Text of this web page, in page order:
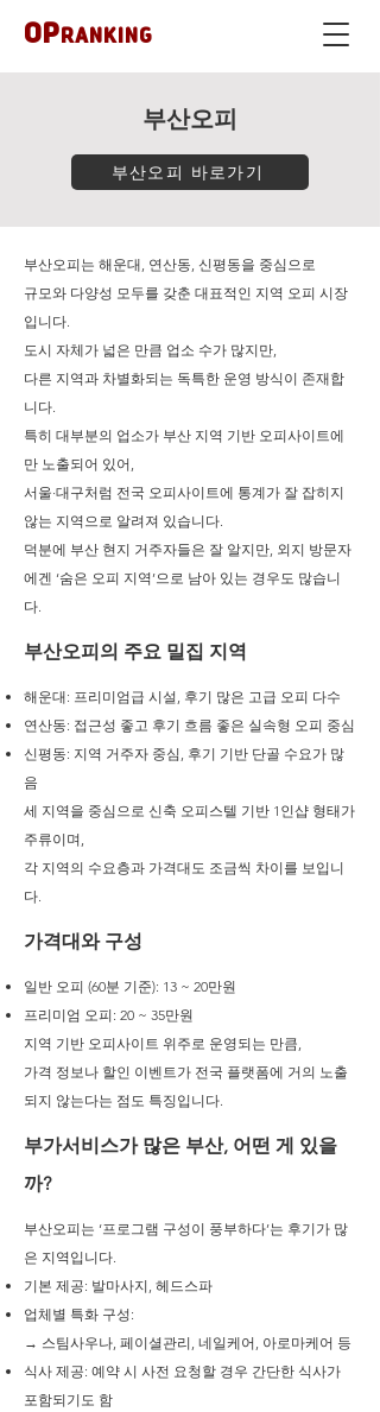
OP RANKING
부산오피
부산오피 바로가기
부산오피는 해운대, 연산동, 신평동을 중심으로
규모와 다양성 모두를 갖춘 대표적인 지역 오피 시장
입니다.
도시 자체가 넓은 만큼 업소 수가 많지만,
다른 지역과 차별화되는 독특한 운영 방식이 존재합
니다.
특히 대부분의 업소가 부산 지역 기반 오피사이트에
만 노출되어 있어,
서울·대구처럼 전국 오피사이트에 통계가 잘 잡히지
않는 지역으로 알려져 있습니다.
덕분에 부산 현지 거주자들은 잘 알지만, 외지 방문자
에겐 ‘숨은 오피 지역’으로 남아 있는 경우도 많습니
다.
부산오피의 주요 밀집 지역
해운대: 프리미엄급 시설, 후기 많은 고급 오피 다수
연산동: 접근성 좋고 후기 흐름 좋은 실속형 오피 중심
신평동: 지역 거주자 중심, 후기 기반 단골 수요가 많
음
세 지역을 중심으로 신축 오피스텔 기반 1인샵 형태가
주류이며,
각 지역의 수요층과 가격대도 조금씩 차이를 보입니
다.
가격대와 구성
일반 오피 (60분 기준): 13 ~ 20만원
프리미엄 오피: 20 ~ 35만원
지역 기반 오피사이트 위주로 운영되는 만큼,
가격 정보나 할인 이벤트가 전국 플랫폼에 거의 노출
되지 않는다는 점도 특징입니다.
부가서비스가 많은 부산, 어떤 게 있을
까?
부산오피는 ‘프로그램 구성이 풍부하다’는 후기가 많
은 지역입니다.
기본 제공: 발마사지, 헤드스파
업체별 특화 구성:
→ 스팀사우나, 페이셜관리, 네일케어, 아로마케어 등
식사 제공: 예약 시 사전 요청할 경우 간단한 식사가
포함되기도 함